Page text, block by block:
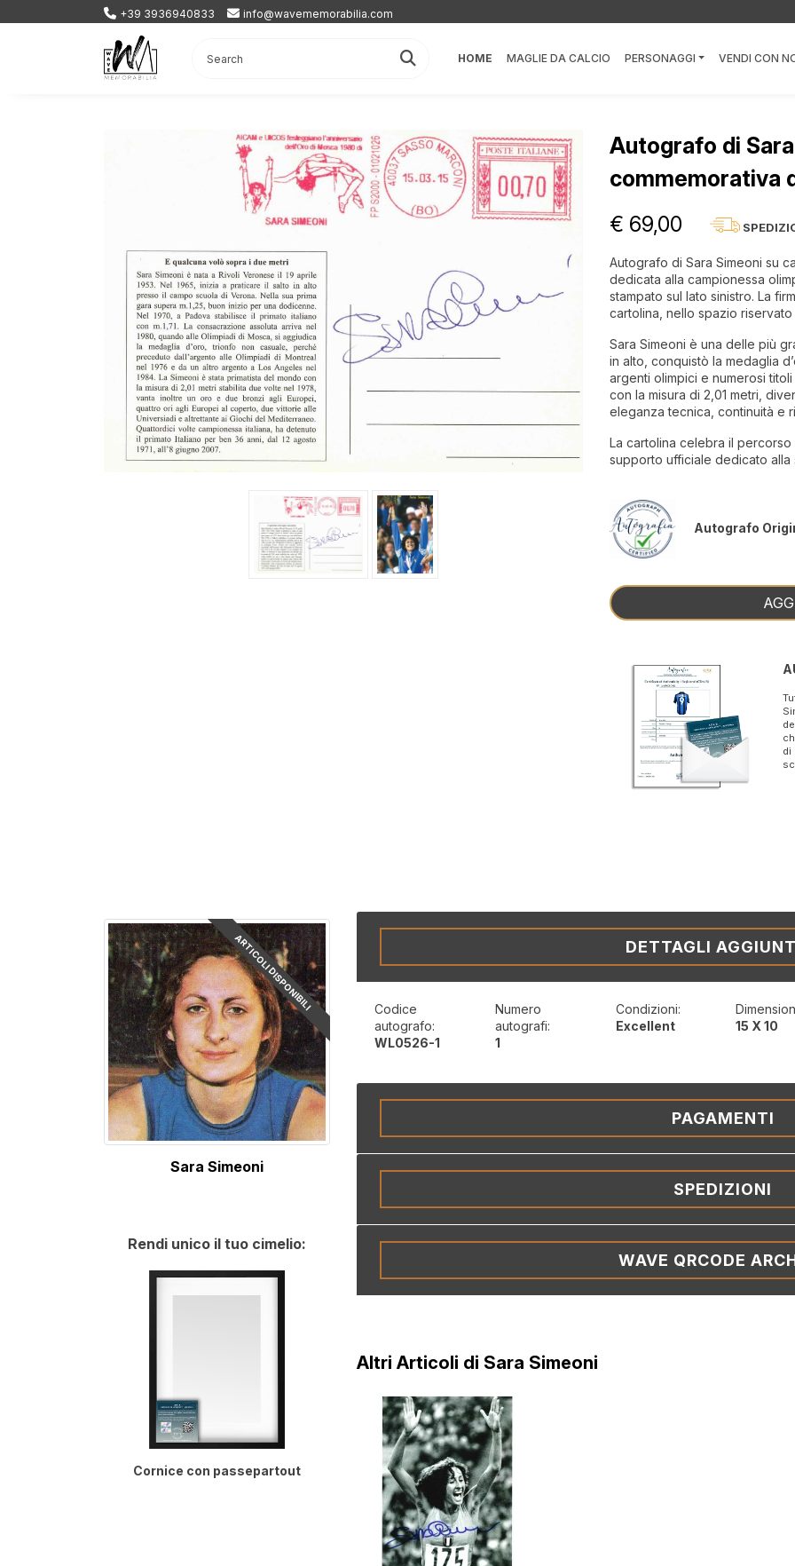
+39 3936940833 info@wavememorabilia.com
HOME MAGLIE DA CALCIO PERSONAGGI VENDI CON
Autografo di
commemorativa
€ 69,00
Autografo di Sara Simeoni su
dedicata alla campionessa
stampato sul lato sinistro. La
cartolina, nello spazio riservato
Sara Simeoni è una delle più
in alto, conquistò la medaglia
argenti olimpici e numerosi
con la misura di 2,01 metri,
eleganza tecnica, continuità e
La cartolina celebra il
supporto ufficiale dedicato alla
Autografo
di
ARTICOLI DISPONIBILI
Sara Simeoni
Rendi unico il tuo cimelio:
Cornice con passepartout
DETTAGLI
Codice
autografo:
WL0526-1
Numero
autografi:
1
Condizioni:
Excellent
15 X 10
PAGAMENTI
SPEDIZIONI
WAVE QRCODE
Altri Articoli di Sara Simeoni